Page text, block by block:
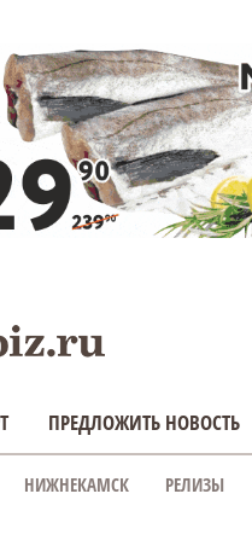
ПРЕДЛОЖИТЬ НОВОСТЬ
НИЖНЕКАМСК РЕЛИЗЫ